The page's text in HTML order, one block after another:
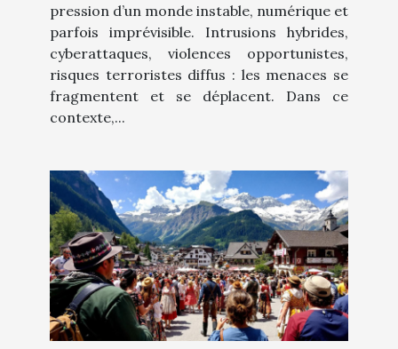
pression d’un monde instable, numérique et
parfois imprévisible. Intrusions hybrides,
cyberattaques, violences opportunistes,
risques terroristes diffus : les menaces se
fragmentent et se déplacent. Dans ce
contexte,...